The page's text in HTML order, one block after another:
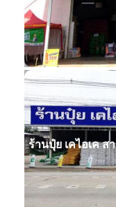
ร้านปุ๋ย เคไอเค ส